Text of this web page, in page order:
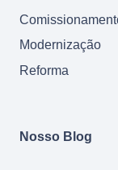
Modernização
Reforma
Nosso Blog